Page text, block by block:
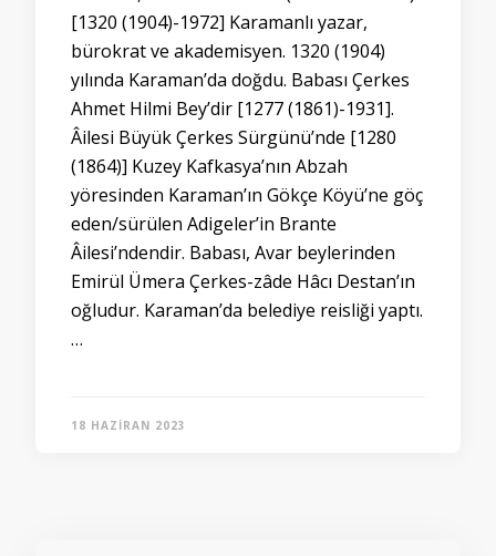
[1320 (1904)-1972] Karamanlı yazar,
bürokrat ve akademisyen. 1320 (1904)
yılında Karaman’da doğdu. Babası Çerkes
Ahmet Hilmi Bey’dir [1277 (1861)-1931].
Âilesi Büyük Çerkes Sürgünü’nde [1280
(1864)] Kuzey Kafkasya’nın Abzah
yöresinden Karaman’ın Gökçe Köyü’ne göç
eden/sürülen Adigeler’in Brante
Âilesi’ndendir. Babası, Avar beylerinden
Emirül Ümera Çerkes-zâde Hâcı Destan’ın
oğludur. Karaman’da belediye reisliği yaptı.
…
18 HAZIRAN 2023